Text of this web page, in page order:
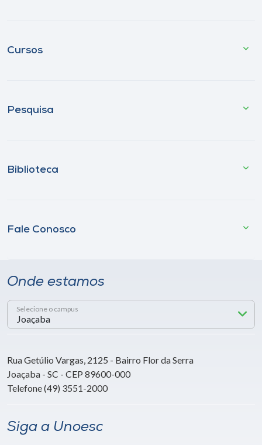
Cursos
Pesquisa
Biblioteca
Fale Conosco
Onde estamos
Selecione o campus
Rua Getúlio Vargas, 2125 - Bairro Flor da Serra
Joaçaba - SC - CEP 89600-000
Telefone (49) 3551-2000
Siga a Unoesc